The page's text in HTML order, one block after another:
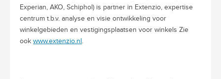
Experian, AKO, Schiphol) is partner in Extenzio, expertise
centrum t.b.v. analyse en visie ontwikkeling voor
winkelgebieden en vestigingsplaatsen voor winkels Zie
ook www.extenzio.nl .